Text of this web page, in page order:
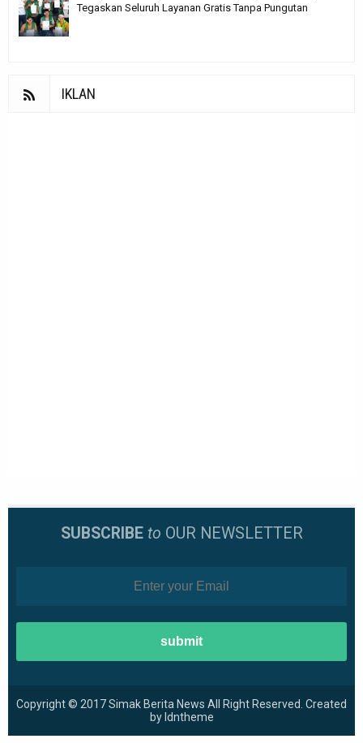
Tegaskan Seluruh Layanan Gratis Tanpa Pungutan
IKLAN
SUBSCRIBE to OUR NEWSLETTER
Copyright © 2017Simak Berita News All Right Reserved. Created
by Idntheme